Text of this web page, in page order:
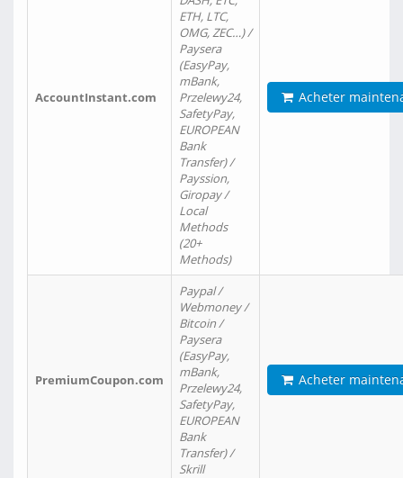
AccountInstant.com
ETH, LTC,
OMG, ZEC…) /
Paysera
(EasyPay,
mBank,
Przelewy24,
SafetyPay,
EUROPEAN
Bank
Transfer) /
Payssion,
Giropay /
Local
Methods
(20+
Methods)
Acheter
PremiumCoupon.com
Paypal /
Webmoney /
Bitcoin /
Paysera
(EasyPay,
mBank,
Przelewy24,
SafetyPay,
EUROPEAN
Bank
Transfer) /
Skrill
Acheter